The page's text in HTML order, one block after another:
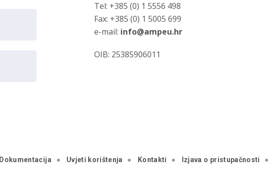
Tel: +385 (0) 1 5556 498
Fax: +385 (0) 1 5005 699
e-mail: info@ampeu.hr
OIB: 25385906011
Dokumentacija Uvjeti korištenja Kontakti Izjava o pristupačnosti